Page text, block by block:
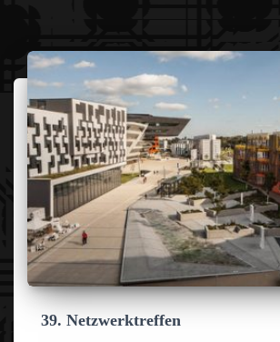
39. Netzwerktreffen